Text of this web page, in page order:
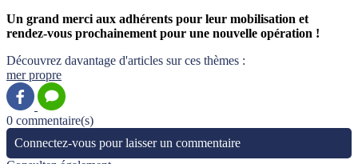
Un grand merci aux adhérents pour leur mobilisation et
rendez-vous prochainement pour une nouvelle opération !
Découvrez davantage d'articles sur ces thèmes :
mer propre
0 commentaire(s)
Connectez-vous pour laisser un commentaire